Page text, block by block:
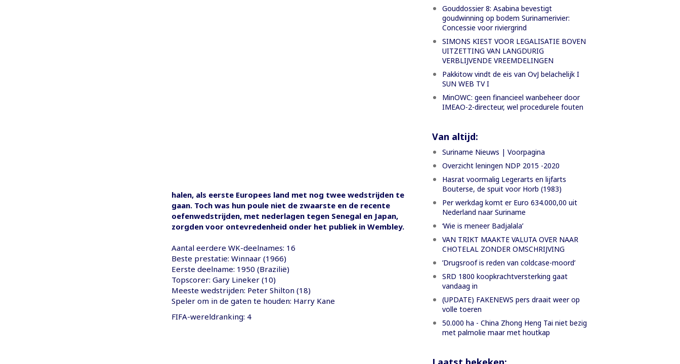
halen, als eerste Europees land met nog twee wedstrijden te
gaan. Toch was hun poule niet de zwaarste en de recente
oefenwedstrijden, met nederlagen tegen Senegal en Japan,
zorgden voor ontevredenheid onder het publiek in Wembley.
Aantal eerdere WK-deelnames: 16
Beste prestatie: Winnaar (1966)
Eerste deelname: 1950 (Brazilië)
Topscorer: Gary Lineker (10)
Meeste wedstrijden: Peter Shilton (18)
Speler om in de gaten te houden: Harry Kane
FIFA-wereldranking: 4
Gouddossier 8: Asabina bevestigt
goudwinning op bodem Surinamerivier:
Concessie voor riviergrind
SIMONS KIEST VOOR LEGALISATIE BOVEN
UITZETTING VAN LANGDURIG
VERBLIJVENDE VREEMDELINGEN
Pakkitow vindt de eis van OvJ belachelijk I
SUN WEB TV I
MinOWC: geen financieel wanbeheer door
IMEAO-2-directeur, wel procedurele fouten
Van altijd:
Suriname Nieuws | Voorpagina
Overzicht leningen NDP 2015 -2020
Hasrat voormalig Legerarts en lijfarts
Bouterse, de spuit voor Horb (1983)
Per werkdag komt er Euro 634.000,00 uit
Nederland naar Suriname
‘Wie is meneer Badjalala’
VAN TRIKT MAAKTE VALUTA OVER NAAR
CHOTELAL ZONDER OMSCHRIJVING
’Drugsroof is reden van coldcase-moord’
SRD 1800 koopkrachtversterking gaat
vandaag in
(UPDATE) FAKENEWS pers draait weer op
volle toeren
50.000 ha - China Zhong Heng Tai niet bezig
met palmolie maar met houtkap